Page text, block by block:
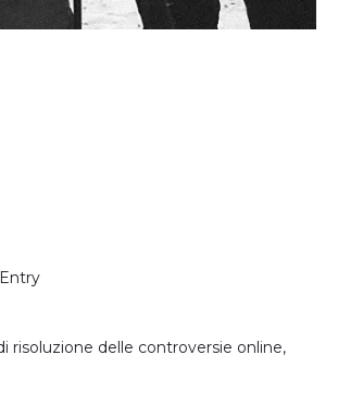
risoluzione delle controversie online,